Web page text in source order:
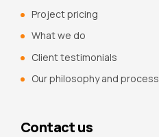
Project pricing
What we do
Client testimonials
Our philosophy and process
Contact us